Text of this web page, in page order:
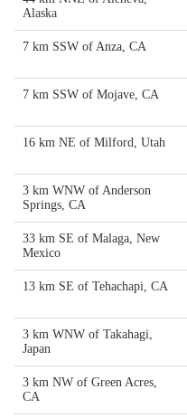
Alaska
7 km SSW of Anza, CA
7 km SSW of Mojave, CA
16 km NE of Milford, Utah
3 km WNW of Anderson
Springs, CA
33 km SE of Malaga, New
Mexico
13 km SE of Tehachapi, CA
3 km WNW of Takahagi,
Japan
3 km NW of Green Acres,
CA